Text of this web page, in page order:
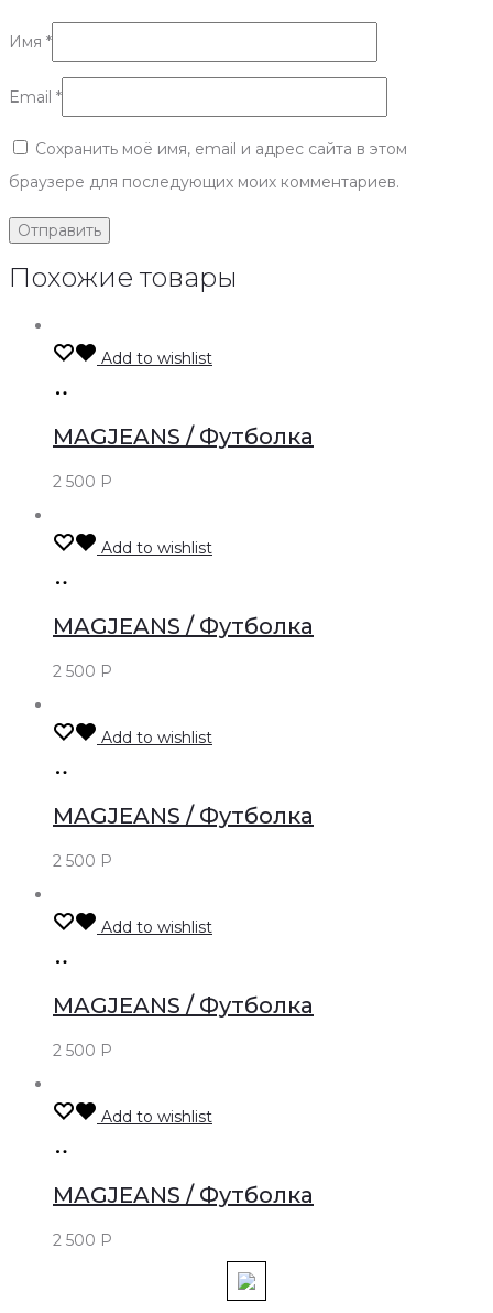
Имя *
Email *
Сохранить моё имя, email и адрес сайта в этом
браузере для последующих моих комментариев.
Похожие товары
Add to wishlist
MAGJEANS / Футболка
2 500 Р
Add to wishlist
MAGJEANS / Футболка
2 500 Р
Add to wishlist
MAGJEANS / Футболка
2 500 Р
Add to wishlist
MAGJEANS / Футболка
2 500 Р
Add to wishlist
MAGJEANS / Футболка
2 500 Р